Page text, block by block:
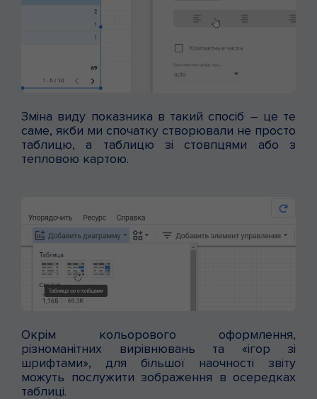
Зміна виду показника в такий спосіб – це те
саме, якби ми спочатку створювали не просто
таблицю, а таблицю зі стовпцями або з
тепловою картою.
Окрім кольорового оформлення,
різноманітних вирівнювань та «ігор зі
шрифтами», для більшої наочності звіту
можуть послужити зображення в осередках
таблиці.